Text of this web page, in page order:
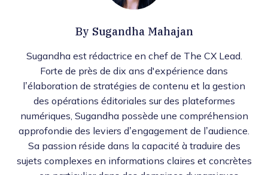
By Sugandha Mahajan
Sugandha est rédactrice en chef de The CX Lead.
Forte de près de dix ans d'expérience dans
l’élaboration de stratégies de contenu et la gestion
des opérations éditoriales sur des plateformes
numériques, Sugandha possède une compréhension
approfondie des leviers d’engagement de l’audience.
Sa passion réside dans la capacité à traduire des
sujets complexes en informations claires et concrètes